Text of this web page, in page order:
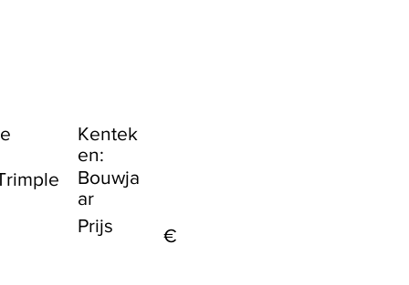
Kentek
en:
Prijs €
Bouwja
ar